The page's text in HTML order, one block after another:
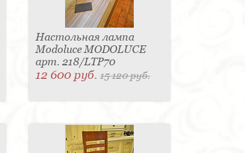
Настольная лампа
Modoluce MODOLUCE
арт. 218/LTP70
12 600 руб.15 120 руб.